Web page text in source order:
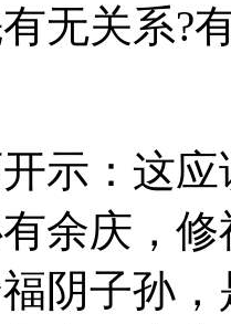
无关系?
：这应
余庆，
阴子孙